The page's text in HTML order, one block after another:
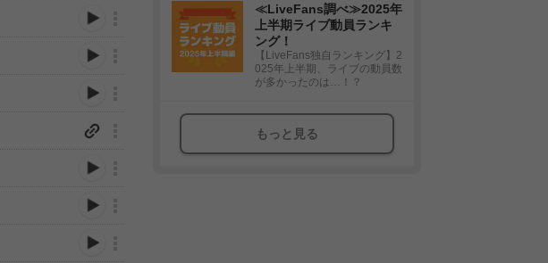
≪LiveFans調べ≫2025年
上半期ライブ動員ランキ
ング！
【LiveFans独自ランキング】2
025年上半期、ライブの動員数
が多かったのは…！？
もっと見る